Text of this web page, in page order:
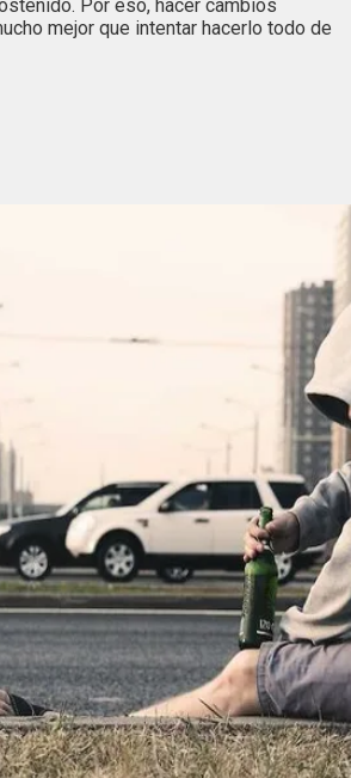
Por eso, hacer cambios
mejor que intentar hacerlo todo de